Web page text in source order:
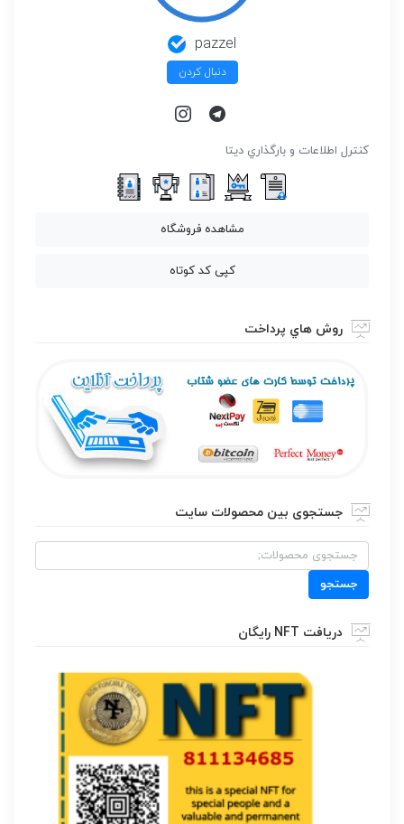
pazzel
دنبال کردن
كنترل اطلاعات و بارگذاري ديتا
مشاهده فروشگاه
کپی کد کوتاه
روش هاي پرداخت
جستجوی بین محصولات سایت
جستجو
برای:
جستجو
دریافت NFT رایگان